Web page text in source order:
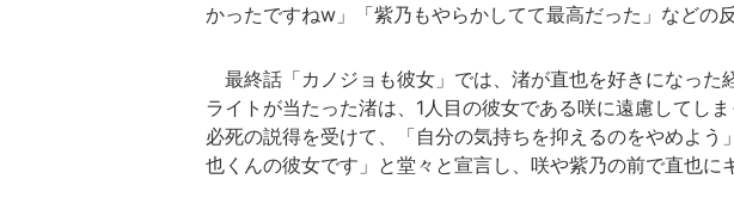
かったですねw」「紫乃もやらかしてて最高だった」などの
最終話「カノジョも彼女」では、渚が直也を好きになった
ライトが当たった渚は、1人目の彼女である咲に遠慮してし
必死の説得を受けて、「自分の気持ちを抑えるのをやめよう
也くんの彼女です」と堂々と宣言し、咲や紫乃の前で直也に